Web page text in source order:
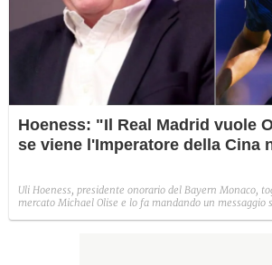
Hoeness: "Il Real Madrid vuole
se viene l'Imperatore della Cina
Uli Hoeness, presidente onorario del Bayern Monaco,
mercato Michael Olise e lo fa mandando un messaggio